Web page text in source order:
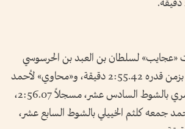
«عجايب» لسلطان بن العبد بن الحرسوسي
بالشوط الخامس عشر، بزمن قدره 2:55.42 دقيقة، و«محاوي» لأحمد
العرج حمد رميله العامري بالشوط السادس عشر، مسجلاً 2:56.07،
جمعه كلثم الخييلي بالشوط السابع عشر،